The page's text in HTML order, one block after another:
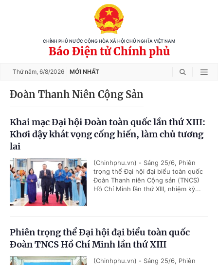
CHÍNH PHỦ NƯỚC CỘNG HÒA XÃ HỘI CHỦ NGHĨA VIỆT NAM
Báo Điện tử Chính phủ
Thứ năm, 6/8/2026 MỚI NHẤT
Đoàn Thanh Niên Cộng Sản
Khai mạc Đại hội Đoàn toàn quốc lần thứ XIII:
Khơi dậy khát vọng cống hiến, làm chủ tương
lai
(Chinhphu.vn) - Sáng 25/6, Phiên
trọng thể Đại hội đại biểu toàn quốc
Đoàn Thanh niên Cộng sản (TNCS)
Hồ Chí Minh lần thứ XIII, nhiệm kỳ...
Phiên trọng thể Đại hội đại biểu toàn quốc
Đoàn TNCS Hồ Chí Minh lần thứ XIII
(Chinhphu.vn) - Sáng 25/6, Phiên